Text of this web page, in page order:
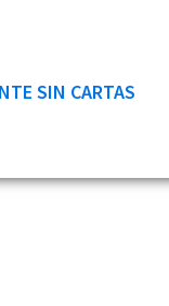
SIN CARTAS